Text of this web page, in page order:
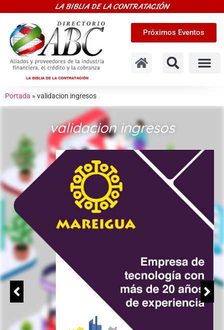
LA BIBLIA DE LA CONTRATACIÓN
Próximos Eventos
Portada » validacion ingresos
validacion ingresos